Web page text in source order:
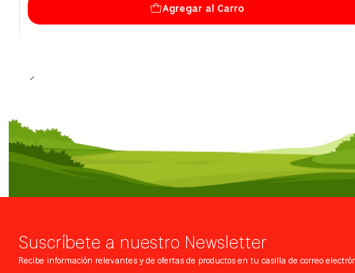
Agregar al Carro
Suscríbete a nuestro Newsletter
Recibe información relevantes y de ofertas de productos en tu casilla de correo